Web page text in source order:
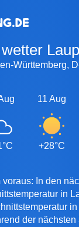
wetter
Württemberg,
11 Aug
+28°C
In den
in
der